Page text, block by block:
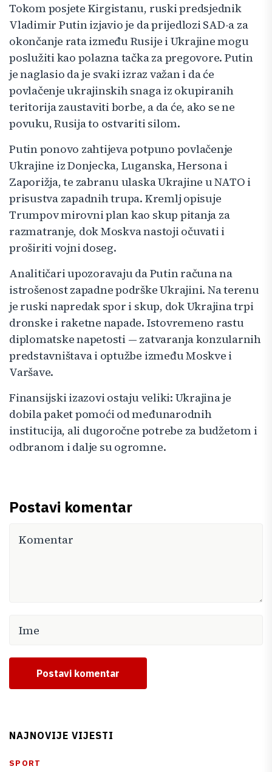
Tokom posjete Kirgistanu, ruski predsjednik
Vladimir Putin izjavio je da prijedlozi SAD-a za
okončanje rata između Rusije i Ukrajine mogu
poslužiti kao polazna tačka za pregovore. Putin
je naglasio da je svaki izraz važan i da će
povlačenje ukrajinskih snaga iz okupiranih
teritorija zaustaviti borbe, a da će, ako se ne
povuku, Rusija to ostvariti silom.
Putin ponovo zahtijeva potpuno povlačenje
Ukrajine iz Donjecka, Luganska, Hersona i
Zaporižja, te zabranu ulaska Ukrajine u NATO i
prisustva zapadnih trupa. Kremlj opisuje
Trumpov mirovni plan kao skup pitanja za
razmatranje, dok Moskva nastoji očuvati i
proširiti vojni doseg.
Analitičari upozoravaju da Putin računa na
istrošenost zapadne podrške Ukrajini. Na terenu
je ruski napredak spor i skup, dok Ukrajina trpi
dronske i raketne napade. Istovremeno rastu
diplomatske napetosti — zatvaranja konzularnih
predstavništava i optužbe između Moskve i
Varšave.
Finansijski izazovi ostaju veliki: Ukrajina je
dobila paket pomoći od međunarodnih
institucija, ali dugoročne potrebe za budžetom i
odbranom i dalje su ogromne.
Postavi komentar
Postavi komentar
NAJNOVIJE VIJESTI
SPORT